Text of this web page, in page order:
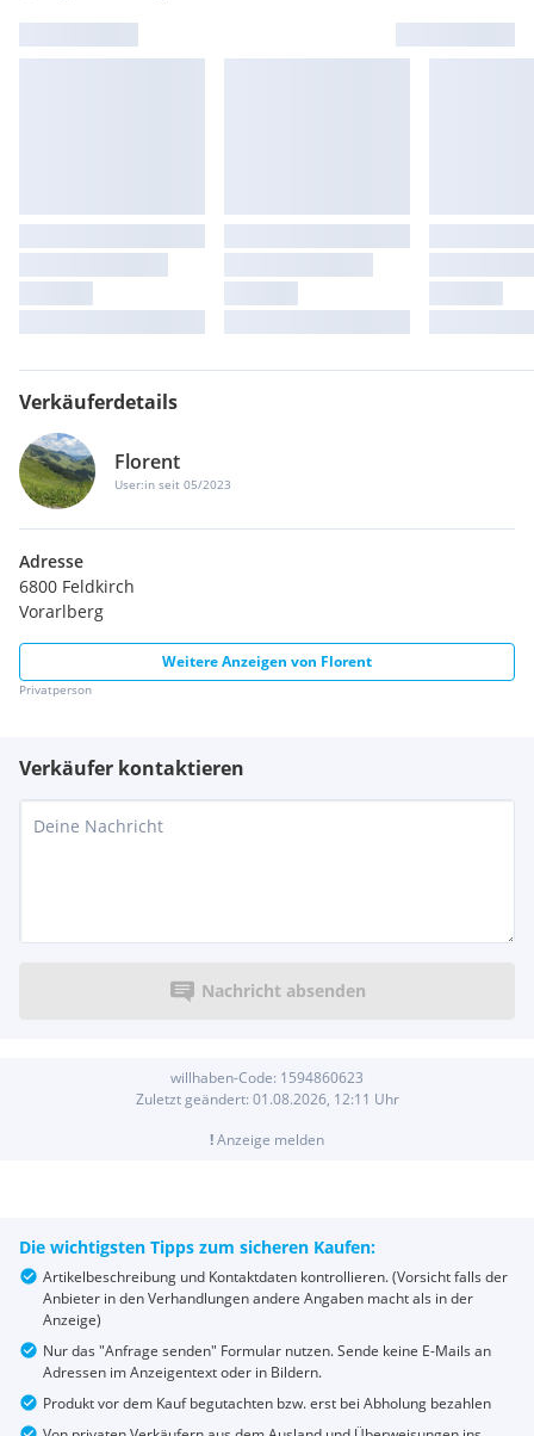
Verkäuferdetails
Florent
User:in seit 05/2023
Adresse
6800 Feldkirch
Vorarlberg
Weitere Anzeigen von Florent
Privatperson
Verkäufer kontaktieren
Nachricht absenden
willhaben-Code: 1594860623
Zuletzt geändert: 01.08.2026, 12:11 Uhr
!Anzeige melden
Die wichtigsten Tipps zum sicheren Kaufen:
Artikelbeschreibung und Kontaktdaten kontrollieren. (Vorsicht falls der
Anbieter in den Verhandlungen andere Angaben macht als in der
Anzeige)
Nur das "Anfrage senden" Formular nutzen. Sende keine E-Mails an
Adressen im Anzeigentext oder in Bildern.
Produkt vor dem Kauf begutachten bzw. erst bei Abholung bezahlen